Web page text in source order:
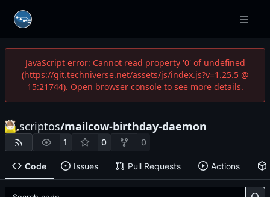
JavaScript error: Cannot read property '0' of undefined
(https://git.techniverse.net/assets/js/index.js?v=1.25.5 @
15:21744). Open browser console to see more details.
scriptos/mailcow-birthday-daemon
1 0 0
Code Issues Pull Requests Actions